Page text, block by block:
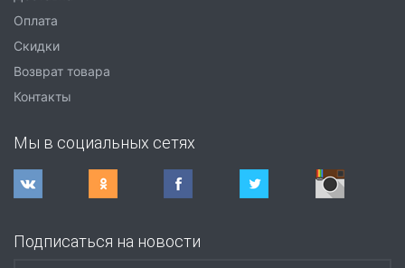
Оплата
Скидки
Возврат товара
Контакты
Мы в социальных сетях
Подписаться на новости